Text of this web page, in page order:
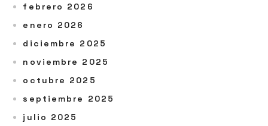
febrero 2026
enero 2026
diciembre 2025
noviembre 2025
octubre 2025
septiembre 2025
julio 2025